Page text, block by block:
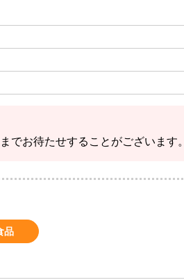
お待たせすることがございます。
品